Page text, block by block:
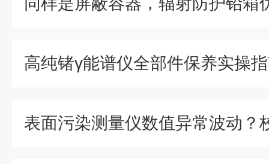
高纯锗γ能谱仪全部件保养实操